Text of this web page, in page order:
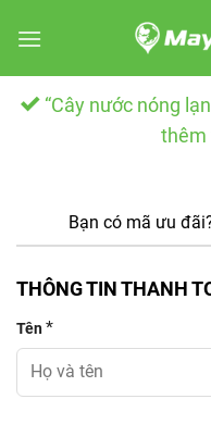
“Cây nước nóng
thêm
Bạn có mã ưu
THÔNG TIN THANH
Tên*